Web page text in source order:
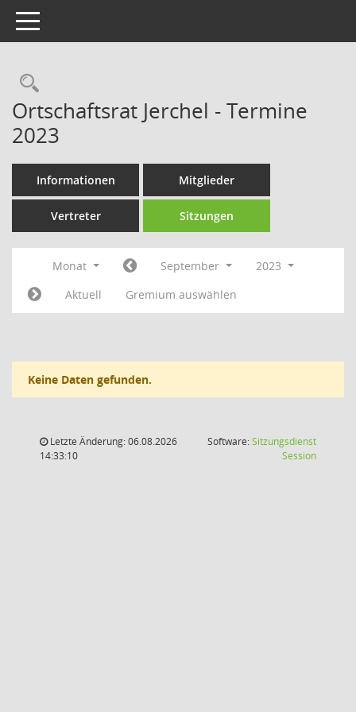
Toggle navigation
Rechercheauswahl
Ortschaftsrat Jerchel - Termine
2023
Informationen Mitglieder
Vertreter Sitzungen
Monat September
2023
Aktuell
Gremium auswählen
Keine Daten gefunden.
Letzte Änderung: 06.08.2026
14:33:10
Software:Sitzungsdienst
Session(Wird in